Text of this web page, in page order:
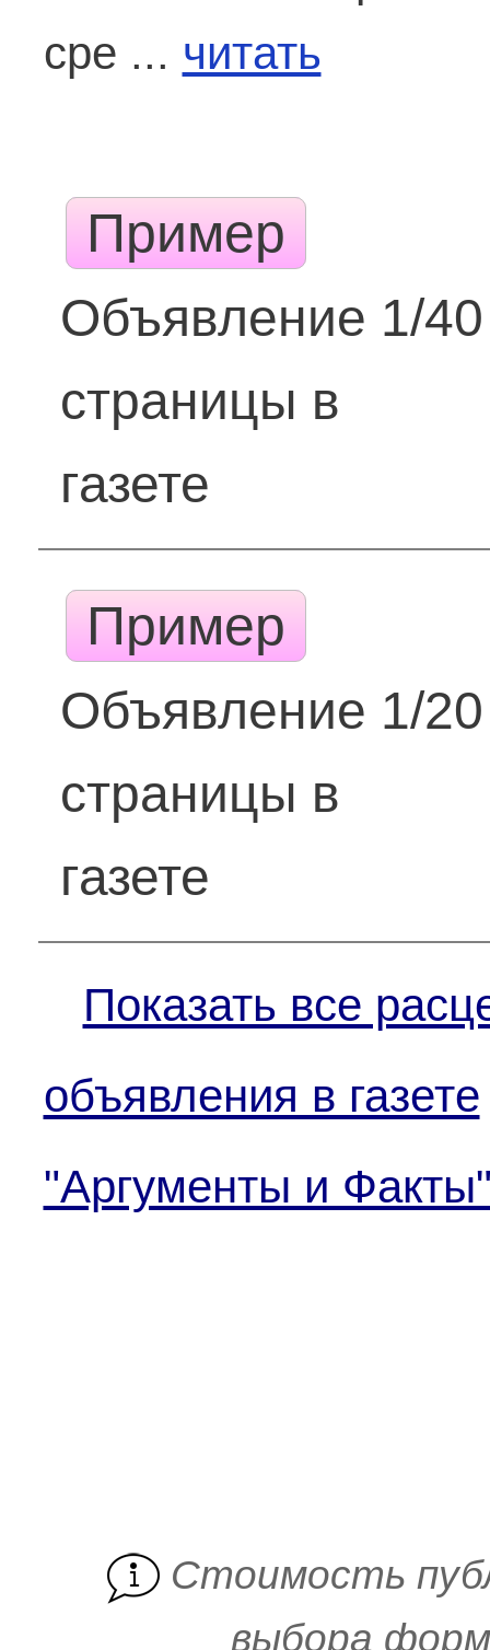
сре ... читать
Пример
Объявление 1/40
страницы в
газете
Пример
Объявление 1/20
страницы в
газете
Показать все
объявления в газете
"Аргументы и
Cтоимость
выбора